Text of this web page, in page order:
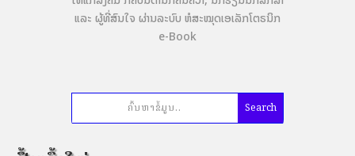
ແລະ ຜູ້ທີ່ສົນໃຈ ຜ່ານລະບົບ ຫໍສະໝຸດເອເລັກໂຕຣນິກ
e-Book